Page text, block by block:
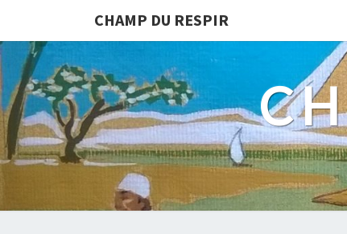
CHAMP DU RESPIR